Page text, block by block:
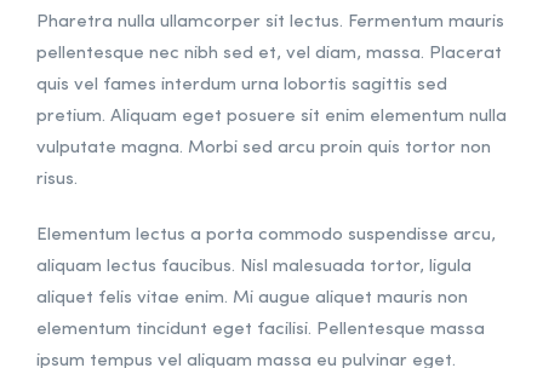
Pharetra nulla ullamcorper sit lectus. Fermentum mauris
pellentesque nec nibh sed et, vel diam, massa. Placerat
quis vel fames interdum urna lobortis sagittis sed
pretium. Aliquam eget posuere sit enim elementum nulla
vulputate magna. Morbi sed arcu proin quis tortor non
risus.
Elementum lectus a porta commodo suspendisse arcu,
aliquam lectus faucibus. Nisl malesuada tortor, ligula
aliquet felis vitae enim. Mi augue aliquet mauris non
elementum tincidunt eget facilisi. Pellentesque massa
ipsum tempus vel aliquam massa eu pulvinar eget.